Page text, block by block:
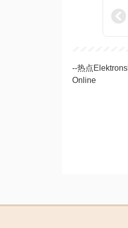
--热点
Online